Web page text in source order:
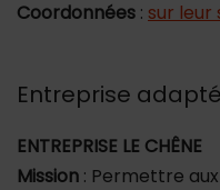
Coordonnées : sur leur
Entreprise
ENTREPRISE LE CHÊNE
Mission : Permettre